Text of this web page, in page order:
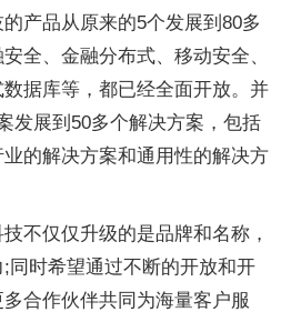
产品从原来的5个发展到80多
全、金融分布式、移动安全、
据库等，都已经全面开放。并
发展到50多个解决方案，包括
的解决方案和通用性的解决方
不仅仅升级的是品牌和名称，
同时希望通过不断的开放和开
合作伙伴共同为海量客户服